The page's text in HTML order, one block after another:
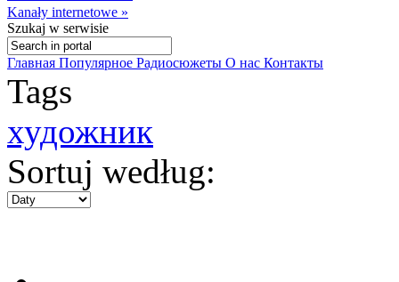
Kanały internetowe »
Szukaj w serwisie
Главная Популярное Радиосюжеты О нас Контакты
Tags
художник
Sortuj według: